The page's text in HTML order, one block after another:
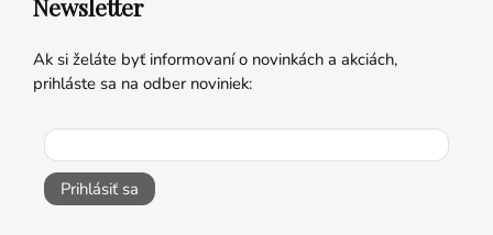
Newsletter
Ak si želáte byť informovaní o novinkách a akciách,
prihláste sa na odber noviniek:
Prihlásiť sa